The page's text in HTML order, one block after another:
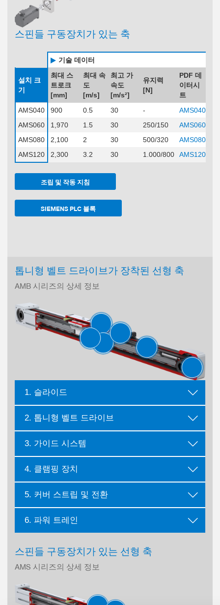
스핀들 구동장치가 있는 축
기술 데이터
설치 크
기
최대 스
트로크
[mm]
최대 속
도
[m/s]
최고 가
속도
[m/s²]
유지력
[N]
PDF 데
이터시
트
AMS040
900 0.5 30 -
AMS040
AMS060
1,970 1.5 30 250/150
AMS060
AMS080
2,100 2 30 500/320
AMS080
AMS120
2,300 3.2 30 1.000/800 AMS120
조립 및 작동 지침
SIEMENS PLC 블록
톱니형 벨트 드라이브가 장착된 선형 축
AMB 시리즈의 상세 정보
1. 슬라이드
2. 톱니형 벨트 드라이브
3. 가이드 시스템
4. 클램핑 장치
5. 커버 스트립 및 전환
6. 파워 트레인
스핀들 구동장치가 있는 선형 축
AMS 시리즈의 상세 정보